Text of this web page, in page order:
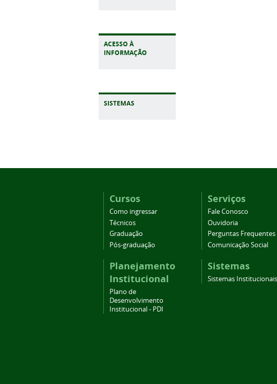
ACESSO À
INFORMAÇÃO
Cursos
Como ingressar
Técnicos
Graduação
Pós-graduação
Planejamento
Institucional
Plano de
Desenvolvimento
Institucional - PDI
Serviços
Fale Conosco
Ouvidoria
Perguntas Frequentes
Comunicação Social
Sistemas
Sistemas Institucionais